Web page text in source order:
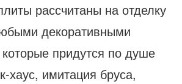
рассчитаны на отделку
декоративными
придутся по душе
хаус, имитация бруса,